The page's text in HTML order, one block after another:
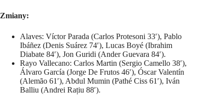
Zmiany:
Alaves: Víctor Parada (Carlos Protesoni 33′), Pablo
Ibáñez (Denis Suárez 74′), Lucas Boyé (Ibrahim
Diabate 84′), Jon Guridi (Ander Guevara 84′).
Rayo Vallecano: Carlos Martin (Sergio Camello 38′),
Álvaro García (Jorge De Frutos 46′), Óscar Valentín
(Alemão 61′), Abdul Mumin (Pathé Ciss 61′), Iván
Balliu (Andrei Rațiu 88′).